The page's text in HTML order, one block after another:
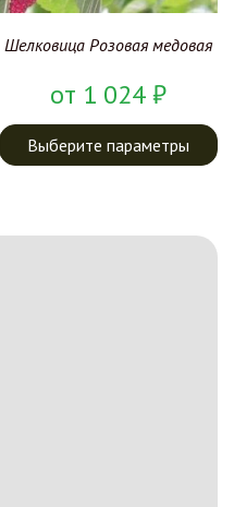
Шелковица Розовая медовая
от 1 024₽
Выберите параметры